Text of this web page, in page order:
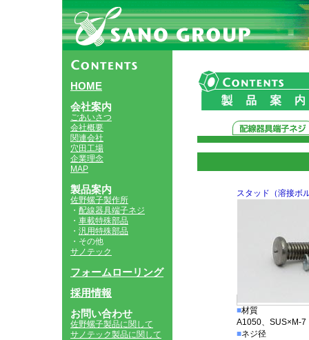
HOME
会社案内
ごあいさつ
会社概要
関連会社
穴田工場
企業理念
MAP
製品案内
佐野螺子製作所
・ 配線器具端子ネジ
・ 車載特殊部品
・ 汎用特殊部品
・その他
サノテック
フォームローリング
採用情報
お問い合わせ
佐野螺子製品に関して
サノテック製品に関して
スタッド（溶接ボ
■材質
A1050、SUS×M-7
■ネジ径